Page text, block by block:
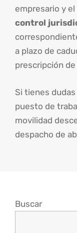
empresario y
control
a plazo de
prescripción de
Si tienes
puesto de
movilidad
despacho de
Buscar